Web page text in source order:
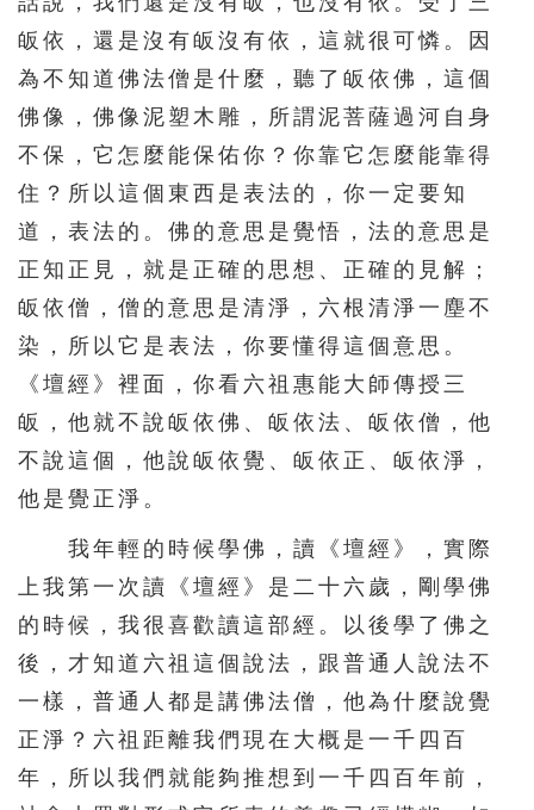
皈依，還是沒有皈沒有依，這就很可憐。因
為不知道佛法僧是什麼，聽了皈依佛，這個
佛像，佛像泥塑木雕，所謂泥菩薩過河自身
不保，它怎麼能保佑你？你靠它怎麼能靠得
住？所以這個東西是表法的，你一定要知
道，表法的。佛的意思是覺悟，法的意思是
正知正見，就是正確的思想、正確的見解；
皈依僧，僧的意思是清淨，六根清淨一塵不
染，所以它是表法，你要懂得這個意思。
《壇經》裡面，你看六祖惠能大師傳授三
皈，他就不說皈依佛、皈依法、皈依僧，他
不說這個，他說皈依覺、皈依正、皈依淨，
他是覺正淨。
我年輕的時候學佛，讀《壇經》，實際
上我第一次讀《壇經》是二十六歲，剛學佛
的時候，我很喜歡讀這部經。以後學了佛之
後，才知道六祖這個說法，跟普通人說法不
一樣，普通人都是講佛法僧，他為什麼說覺
正淨？六祖距離我們現在大概是一千四百
年，所以我們就能夠推想到一千四百年前，